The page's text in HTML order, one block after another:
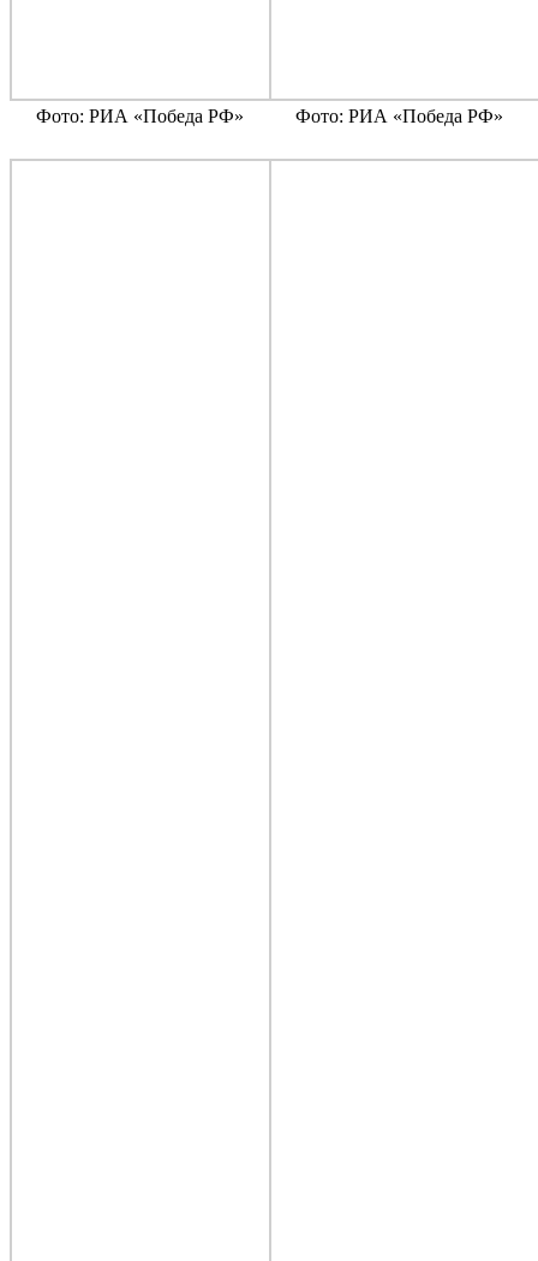
Фото: РИА «Победа РФ» Фото: РИА «Победа РФ»